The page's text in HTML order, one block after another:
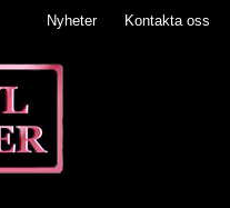
Nyheter Kontakta oss